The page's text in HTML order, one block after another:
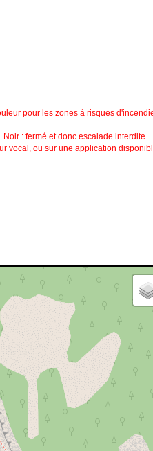
pour les zones à risques
: fermé et donc escalade interdite.
vocal, ou sur une application